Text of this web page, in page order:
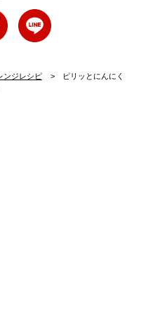
ンジレシピ
ピリッとにんにく